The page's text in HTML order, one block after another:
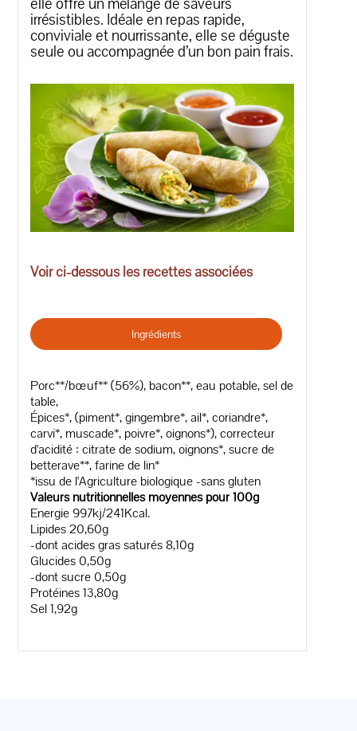
irrésistibles. Idéale en repas rapide,
conviviale et nourrissante, elle se déguste
seule ou accompagnée d’un bon pain frais.
Voir ci-dessous les recettes associées
Ingrédients
Porc**/bœuf** (56%), bacon**, eau potable, sel de
table,
Épices*, (piment*, gingembre*, ail*, coriandre*,
carvi*, muscade*, poivre*, oignons*), correcteur
d'acidité : citrate de sodium, oignons*, sucre de
betterave**, farine de lin*
*issu de l'Agriculture biologique -sans gluten
Valeurs nutritionnelles moyennes pour 100g
Energie 997kj/241Kcal.
Lipides 20,60g
-dont acides gras saturés 8,10g
Glucides 0,50g
-dont sucre 0,50g
Protéines 13,80g
Sel 1,92g